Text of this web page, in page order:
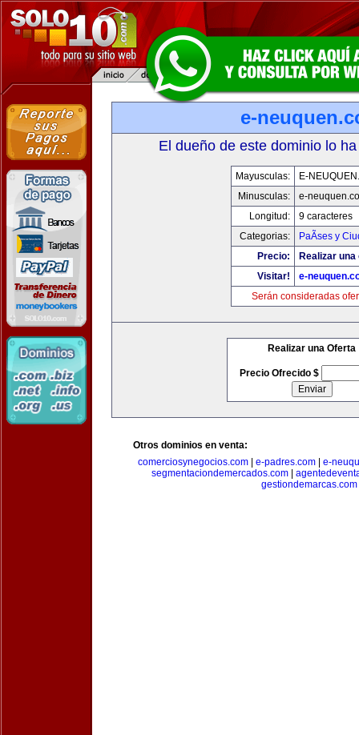
e-
El dueño de este dominio lo
Mayusculas:
E-
Minusculas:
e-
Longitud:
9 caracteres
Categorias:
PaÃ­ses y
Precio:
Realizar
Visitar!
e-
Serán consideradas
Realizar una Oferta
Precio Ofrecido $
Otros dominios en venta:
comerciosynegocios.com| e-padres.com| e-
segmentaciondemercados.com
gestiondemarcas.com